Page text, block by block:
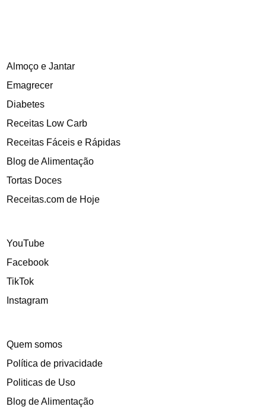
Almoço e Jantar
Emagrecer
Diabetes
Receitas Low Carb
Receitas Fáceis e Rápidas
Blog de Alimentação
Tortas Doces
Receitas.com de Hoje
YouTube
Facebook
TikTok
Instagram
Quem somos
Política de privacidade
Politicas de Uso
Blog de Alimentação